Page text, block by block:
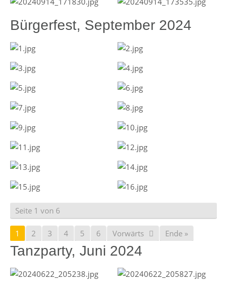
Bürgerfest, September 2024
Seite 1 von 6
1 2 3 4 5 6 Vorwärts Ende »
Tanzparty, Juni 2024